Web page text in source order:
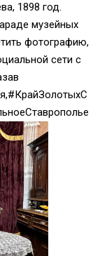
1898 год.
музейных
фотографию,
сети с